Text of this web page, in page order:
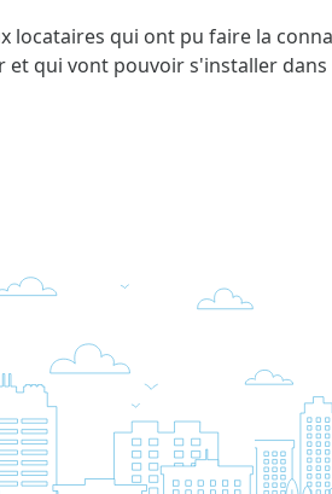
locataires qui ont pu faire la
qui vont pouvoir s'installer